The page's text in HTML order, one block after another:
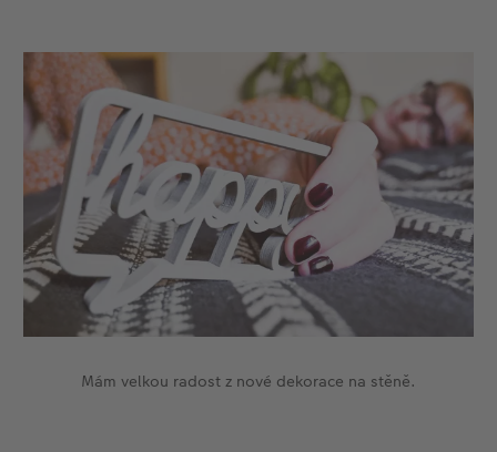
Mám velkou radost z nové dekorace na stěně.